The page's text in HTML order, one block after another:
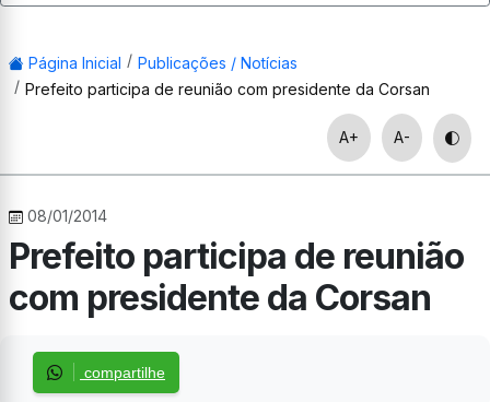
Página Inicial
Publicações / Notícias
Prefeito participa de reunião com presidente da Corsan
A+ A-
08/01/2014
Prefeito participa de reunião
com presidente da Corsan
compartilhe